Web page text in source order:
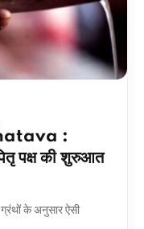
:
पक्ष की शुरुआत
के अनुसार ऐसी